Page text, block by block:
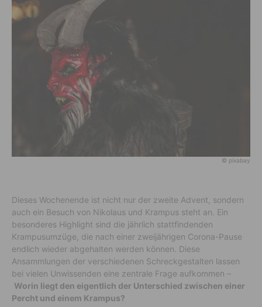
© pixabay
Dieses Wochenende ist nicht nur der zweite Advent, sondern
auch ein Besuch von Nikolaus und Krampus steht an. Ein
besonderes Highlight sind die jährlich stattfindenden
Krampusumzüge, die nach einer zweijährigen Corona-Pause
endlich wieder abgehalten werden können. Diese
Ansammlungen der verschiedenen Schreckgestalten lassen
bei vielen Unwissenden eine zentrale Frage aufkommen –
Worin liegt den eigentlich der Unterschied zwischen einer
Percht und einem Krampus?